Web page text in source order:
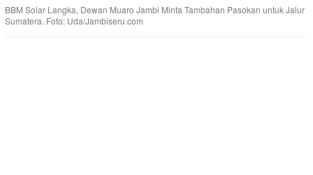
BBM Solar Langka, Dewan Muaro Jambi Minta Tambahan Pasokan untuk Jalur
Sumatera. Foto: Uda/Jambiseru.com